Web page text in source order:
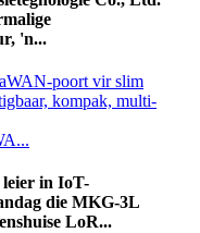
'n...
in IoT-
die MKG-3L
LoR...